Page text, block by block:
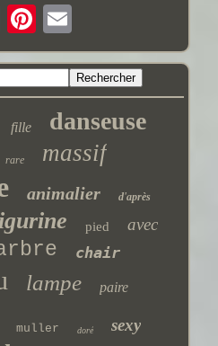
fille danseuse
rare massif
animalier d'après
pied avec
chair
lampe paire
muller doré sexy